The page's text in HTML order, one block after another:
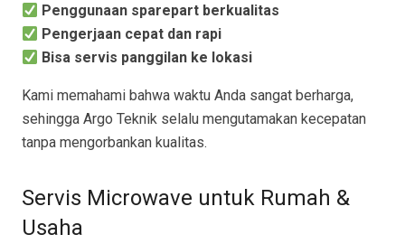
Penggunaan sparepart berkualitas
Pengerjaan cepat dan rapi
Bisa servis panggilan ke lokasi
Kami memahami bahwa waktu Anda sangat berharga,
sehingga Argo Teknik selalu mengutamakan kecepatan
tanpa mengorbankan kualitas.
Servis Microwave untuk Rumah &
Usaha